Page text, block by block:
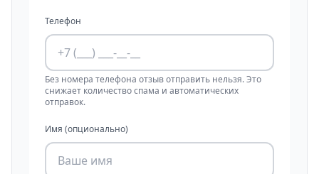
Телефон
Без номера телефона отзыв отправить нельзя. Это
снижает количество спама и автоматических
отправок.
Имя (опционально)